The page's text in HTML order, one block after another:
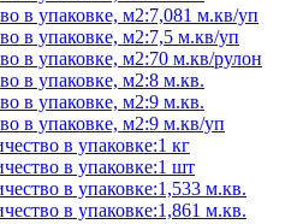
в упаковке, м2:7,081 м.кв/уп
в упаковке, м2:7,5 м.кв/уп
в упаковке, м2:70 м.кв/рулон
в упаковке, м2:8 м.кв.
в упаковке, м2:9 м.кв.
в упаковке, м2:9 м.кв/уп
в упаковке:1 кг
в упаковке:1 шт
в упаковке:1,533 м.кв.
в упаковке:1,861 м.кв.